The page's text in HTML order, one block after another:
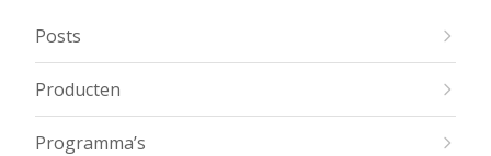
Posts
Producten
Programma’s